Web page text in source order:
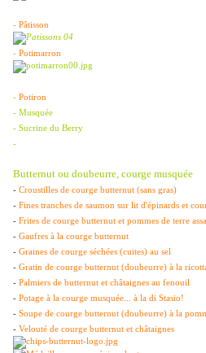
- Pâtisson
- Potimarron
- Potiron
- Musquée
- Sucrine du Berry
-
Butternut ou doubeurre, courge musquée
- Croustilles de courge butternut (sans gras)
- Fines tranches de saumon sur lit d'épinards et
- Frites de courge butternut et pommes de terre
- Gaufres à la courge butternut
- Graines de courge séchées (cuites) au sel
- Gratin de courge butternut (doubeurre) à la
- Palmiers de butternut et châtaignes au fenouil
- Potage à la courge musquée... à la di Stasio!
- Soupe de courge butternut (doubeurre) à la
- Velouté de courge butternut et châtaignes